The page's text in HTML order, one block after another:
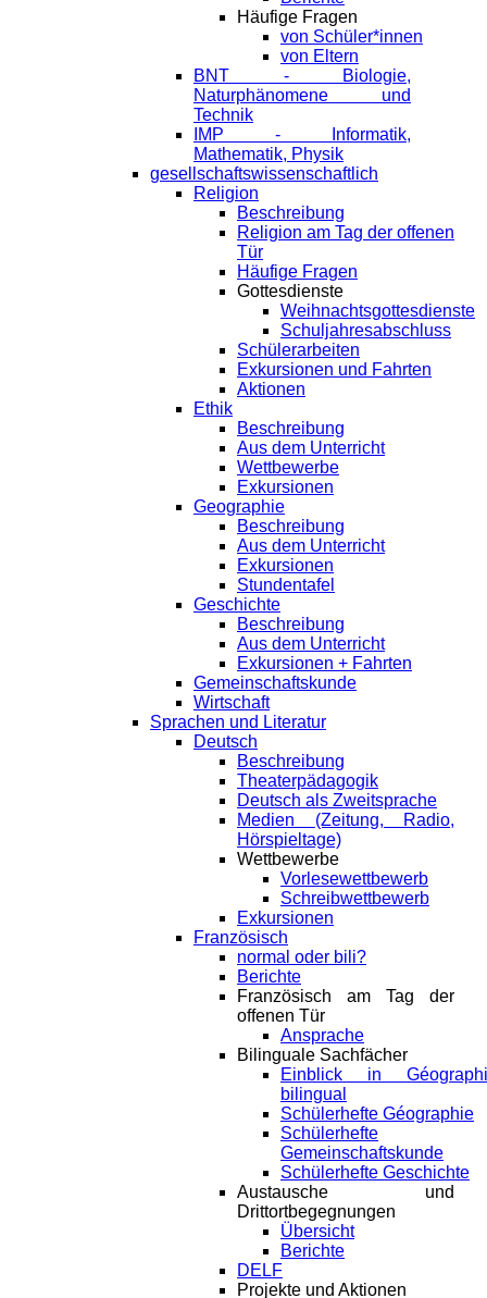
Häufige Fragen
von Schüler*innen
von Eltern
BNT - Biologie,
Naturphänomene und
Technik
IMP - Informatik,
Mathematik, Physik
gesellschaftswissenschaftlich
Religion
Beschreibung
Religion am Tag der offenen
Tür
Häufige Fragen
Gottesdienste
Weihnachtsgottesdienste
Schuljahresabschluss
Schülerarbeiten
Exkursionen und Fahrten
Aktionen
Ethik
Beschreibung
Aus dem Unterricht
Wettbewerbe
Exkursionen
Geographie
Beschreibung
Aus dem Unterricht
Exkursionen
Stundentafel
Geschichte
Beschreibung
Aus dem Unterricht
Exkursionen + Fahrten
Gemeinschaftskunde
Wirtschaft
Sprachen und Literatur
Deutsch
Beschreibung
Theaterpädagogik
Deutsch als Zweitsprache
Medien (Zeitung, Radio,
Hörspieltage)
Wettbewerbe
Vorlesewettbewerb
Schreibwettbewerb
Exkursionen
Französisch
normal oder bili?
Berichte
Französisch am Tag der
offenen Tür
Ansprache
Bilinguale Sachfächer
Einblick in
bilingual
Schülerhefte Géographie
Schülerhefte
Gemeinschaftskunde
Schülerhefte Geschichte
Austausche und
Drittortbegegnungen
Übersicht
Berichte
DELF
Projekte und Aktionen